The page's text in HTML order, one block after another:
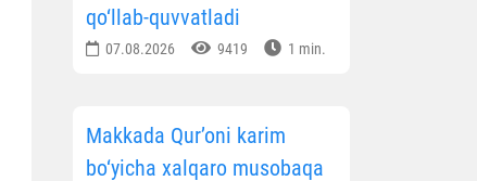
qo‘llab-quvvatladi
07.08.2026 9419 1 min.
Makkada Qur’oni karim
bo‘yicha xalqaro musobaqa